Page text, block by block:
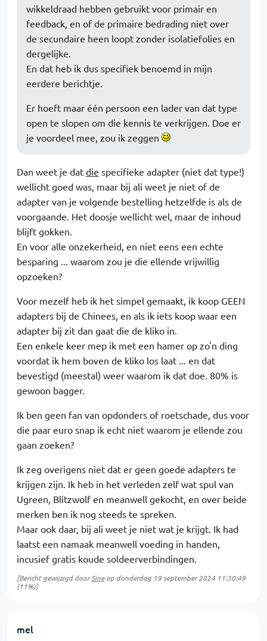
wikkeldraad hebben gebruikt voor primair en
feedback, en of de primaire bedrading niet over
de secundaire heen loopt zonder isolatiefolies en
dergelijke.
En dat heb ik dus specifiek benoemd in mijn
eerdere berichtje.
Er hoeft maar één persoon een lader van dat type
open te slopen om die kennis te verkrijgen. Doe er
je voordeel mee, zou ik zeggen
Dan weet je dat die specifieke adapter (niet dat type!)
wellicht goed was, maar bij ali weet je niet of de
adapter van je volgende bestelling hetzelfde is als de
voorgaande. Het doosje wellicht wel, maar de inhoud
blijft gokken.
En voor alle onzekerheid, en niet eens een echte
besparing ... waarom zou je die ellende vrijwillig
opzoeken?
Voor mezelf heb ik het simpel gemaakt, ik koop GEEN
adapters bij de Chinees, en als ik iets koop waar een
adapter bij zit dan gaat die de kliko in.
Een enkele keer mep ik met een hamer op zo'n ding
voordat ik hem boven de kliko los laat ... en dat
bevestigd (meestal) weer waarom ik dat doe. 80% is
gewoon bagger.
Ik ben geen fan van opdonders of roetschade, dus voor
die paar euro snap ik echt niet waarom je ellende zou
gaan zoeken?
Ik zeg overigens niet dat er geen goede adapters te
krijgen zijn. Ik heb in het verleden zelf wat spul van
Ugreen, Blitzwolf en meanwell gekocht, en over beide
merken ben ik nog steeds te spreken.
Maar ook daar, bij ali weet je niet wat je krijgt. Ik had
laatst een namaak meanwell voeding in handen,
incusief gratis koude soldeerverbindingen.
[Bericht gewijzigd doorSineop donderdag 19 september 2024 11:30:49
(11%)]
mel